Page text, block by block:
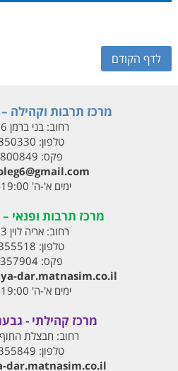
לדף הקודם
מרכז תרבות וקהילה –
רחוב:בני ברמן 6, נתניה
טלפון:
פקס:
ימים א'-ה' 09:00-19:00
מרכז תרבות ופנאי –
רחוב:אריה לוין 3, נתניה
טלפון:
פקס:
dar.matnasim.co.il
ימים א'-ה' 11:00-19:00
מרכז קהילתי -
רחוב: חבצלת החוף 3, נתניה
טלפון:
dar.matnasim.co.il‏